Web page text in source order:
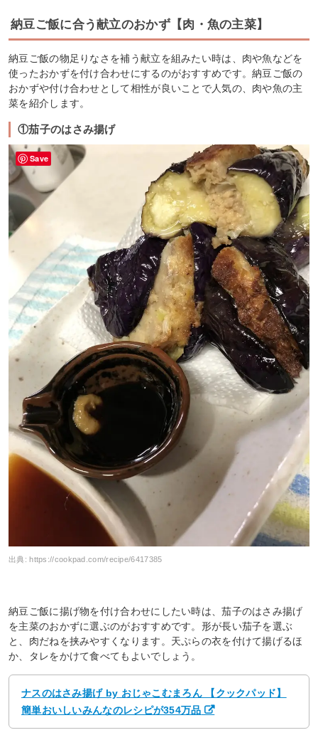
納豆ご飯に合う献立のおかず【肉・魚の主菜】
納豆ご飯の物足りなさを補う献立を組みたい時は、肉や魚などを
使ったおかずを付け合わせにするのがおすすめです。納豆ご飯の
おかずや付け合わせとして相性が良いことで人気の、肉や魚の主
菜を紹介します。
①茄子のはさみ揚げ
出典: https://cookpad.com/recipe/6417385
納豆ご飯に揚げ物を付け合わせにしたい時は、茄子のはさみ揚げ
を主菜のおかずに選ぶのがおすすめです。形が長い茄子を選ぶ
と、肉だねを挟みやすくなります。天ぷらの衣を付けて揚げるほ
か、タレをかけて食べてもよいでしょう。
ナスのはさみ揚げ by おじゃこむまろん 【クックパッド】
簡単おいしいみんなのレシピが354万品
Save